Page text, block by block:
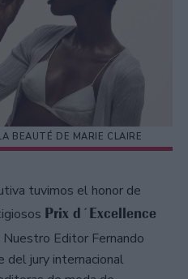
BEAUTÉ DE MARIE CLAIRE
tuvimos el honor de
Prix d´Excellence
Nuestro Editor Fernando
del jury internacional